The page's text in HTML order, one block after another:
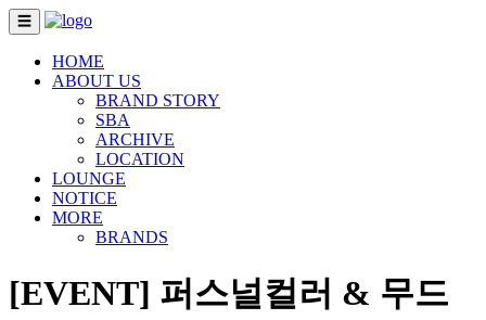
☰
HOME
ABOUT US
BRAND STORY
SBA
ARCHIVE
LOCATION
LOUNGE
NOTICE
MORE
BRANDS
[EVENT] 퍼스널컬러 & 무드